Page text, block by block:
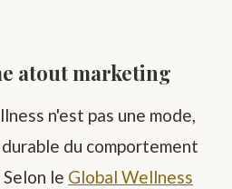
atout marketing
n'est pas une mode,
du comportement
le Global Wellness